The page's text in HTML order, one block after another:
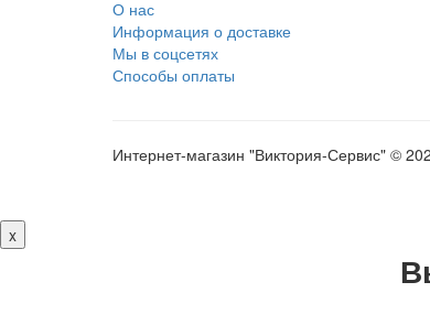
О нас
Информация о доставке
Мы в соцсетях
Способы оплаты
Интернет-магазин "Виктория-Сервис" ©
x